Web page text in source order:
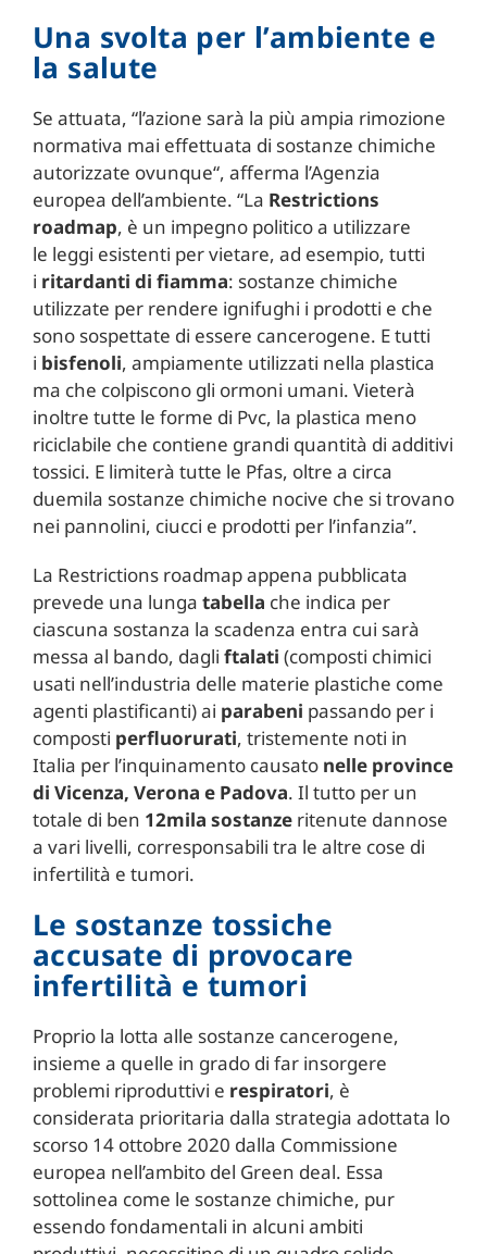
Una svolta per l’ambiente e
la salute
Se attuata, “l’azione sarà la più ampia rimozione
normativa mai effettuata di sostanze chimiche
autorizzate ovunque“, afferma l’Agenzia
europea dell’ambiente. “La Restrictions
roadmap, è un impegno politico a utilizzare
le leggi esistenti per vietare, ad esempio, tutti
i ritardanti di fiamma: sostanze chimiche
utilizzate per rendere ignifughi i prodotti e che
sono sospettate di essere cancerogene. E tutti
i bisfenoli, ampiamente utilizzati nella plastica
ma che colpiscono gli ormoni umani. Vieterà
inoltre tutte le forme di Pvc, la plastica meno
riciclabile che contiene grandi quantità di additivi
tossici. E limiterà tutte le Pfas, oltre a circa
duemila sostanze chimiche nocive che si trovano
nei pannolini, ciucci e prodotti per l’infanzia”.
La Restrictions roadmap appena pubblicata
prevede una lunga tabella che indica per
ciascuna sostanza la scadenza entra cui sarà
messa al bando, dagli ftalati (composti chimici
usati nell’industria delle materie plastiche come
agenti plastificanti) ai parabeni passando per i
composti perfluorurati, tristemente noti in
Italia per l’inquinamento causatonelle province
di Vicenza, Verona e Padova. Il tutto per un
totale di ben 12mila sostanzeritenute dannose
a vari livelli, corresponsabili tra le altre cose di
infertilità e tumori.
Le sostanze tossiche
accusate di provocare
infertilità e tumori
Proprio la lotta alle sostanze cancerogene,
insieme a quelle in grado di far insorgere
problemi riproduttivi e respiratori, è
considerata prioritaria dalla strategia adottata lo
scorso 14 ottobre 2020 dalla Commissione
europea nell’ambito del Green deal. Essa
sottolinea come le sostanze chimiche, pur
essendo fondamentali in alcuni ambiti